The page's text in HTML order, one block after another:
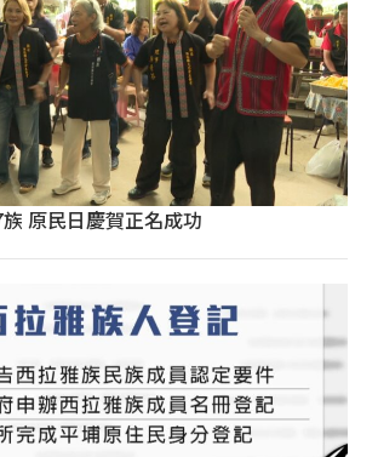
原民日慶賀正名成功